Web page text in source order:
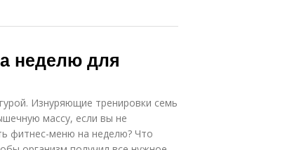
неделю для
Изнуряющие тренировки семь
массу, если вы не
фитнес-меню на неделю? Что